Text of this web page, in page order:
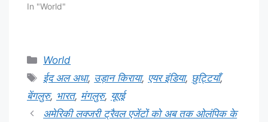
In "World"
Categories
World
Tags
ईद अल अधा, उड़ान किराया, एयर इंडिया, छुट्टियाँ,
बेंगलुरु, भारत, मंगलुरु, यूएई
अमेरिकी लक्जरी ट्रैवल एजेंटों को अब तक ओलंपिक के